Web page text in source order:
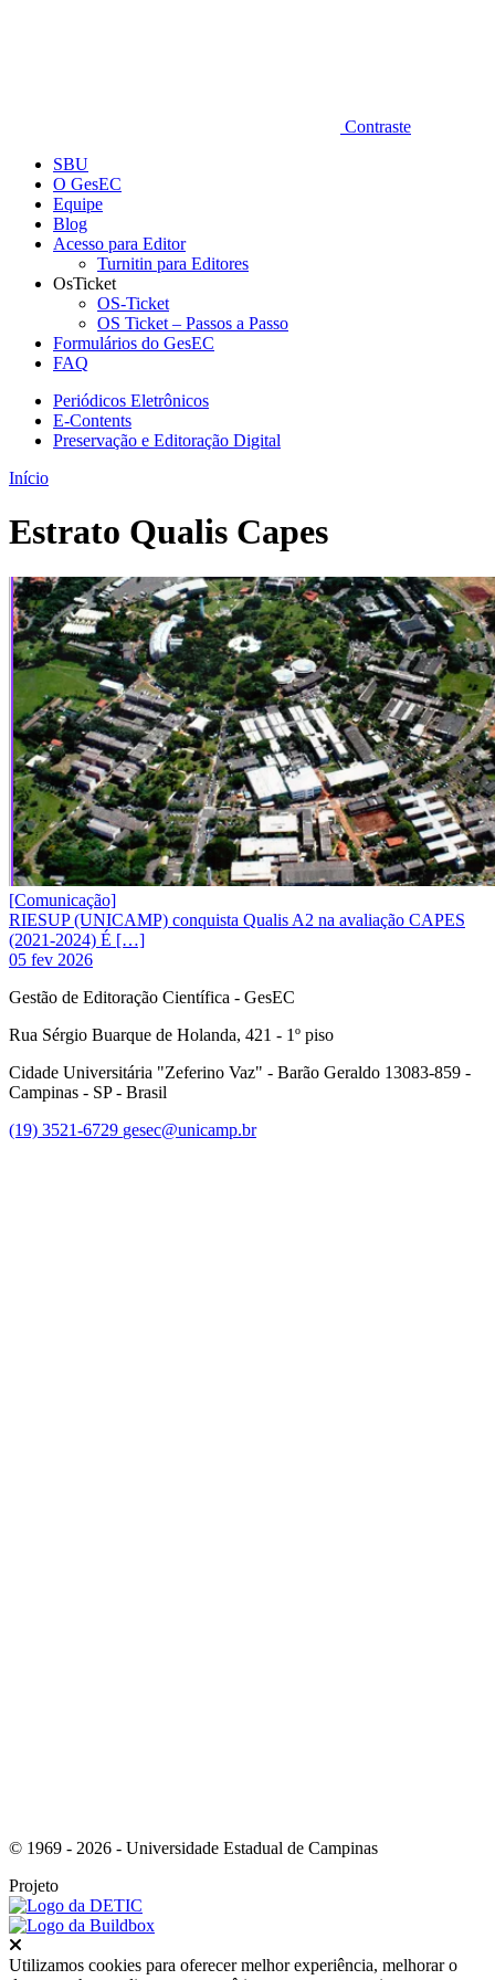
Contraste
SBU
O GesEC
Equipe
Blog
Acesso para Editor
Turnitin para Editores
OsTicket
OS-Ticket
OS Ticket – Passos a Passo
Formulários do GesEC
FAQ
Periódicos Eletrônicos
E-Contents
Preservação e Editoração Digital
Início
Estrato Qualis Capes
[Comunicação]
RIESUP (UNICAMP) conquista Qualis A2 na avaliação CAPES
(2021-2024) É […]
05 fev 2026
Gestão de Editoração Científica - GesEC
Rua Sérgio Buarque de Holanda, 421 - 1º piso
Cidade Universitária "Zeferino Vaz" - Barão Geraldo 13083-859 -
Campinas - SP - Brasil
(19) 3521-6729 gesec@unicamp.br
© 1969 - 2026 - Universidade Estadual de Campinas
Projeto
Utilizamos cookies para oferecer melhor experiência, melhorar o